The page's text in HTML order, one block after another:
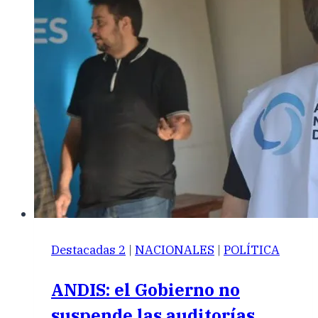
Destacadas 2 | NACIONALES | POLÍTICA
ANDIS: el Gobierno no